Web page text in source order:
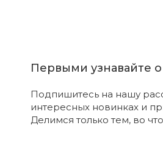
Первыми узнавайте
Подпишитесь на нашу
интересных новинках и
Делимся только тем, во